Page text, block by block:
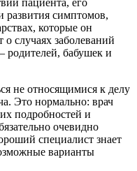
развития симптомов,
которые он
о случаях заболеваний
бабушек и
не относящимися к делу
Это нормально: врач
подробностей и
очевидно
специалист знает
варианты